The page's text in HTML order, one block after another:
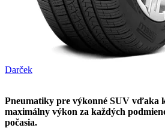
Darček
Pneumatiky pre výkonné SUV vďaka
maximálny výkon za každých
počasia.